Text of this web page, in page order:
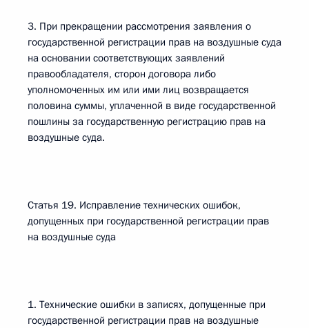
3. При прекращении рассмотрения заявления о
государственной регистрации прав на воздушные суда
на основании соответствующих заявлений
правообладателя, сторон договора либо
уполномоченных им или ими лиц возвращается
половина суммы, уплаченной в виде государственной
пошлины за государственную регистрацию прав на
воздушные суда.
Статья 19. Исправление технических ошибок,
допущенных при государственной регистрации прав
на воздушные суда
1. Технические ошибки в записях, допущенные при
государственной регистрации прав на воздушные